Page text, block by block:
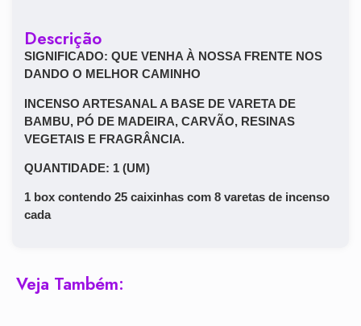
Descrição
SIGNIFICADO: QUE VENHA À NOSSA FRENTE NOS
DANDO O MELHOR CAMINHO
INCENSO ARTESANAL A BASE DE VARETA DE
BAMBU, PÓ DE MADEIRA, CARVÃO, RESINAS
VEGETAIS E FRAGRÂNCIA.
​QUANTIDADE: 1 (UM)
​1 box contendo 25 caixinhas com 8 varetas de incenso
cada
Veja Também: